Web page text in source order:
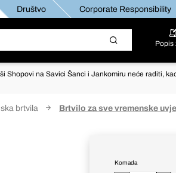
Društvo Corporate Responsibility
Popis
Shopovi na Savici Šanci i Jankomiru neće raditi,
brtvila Brtvilo za sve vremenske
Komada